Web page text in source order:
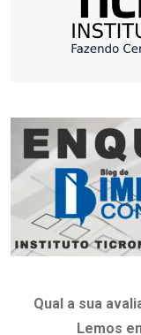
Qual a sua
Lemos